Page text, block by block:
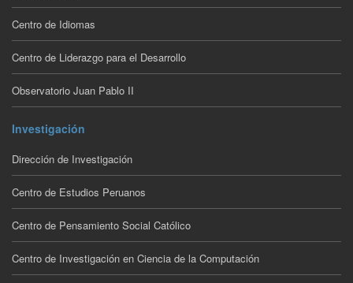
Centro de Idiomas
Centro de Liderazgo para el Desarrollo
Observatorio Juan Pablo II
Investigación
Dirección de Investigación
Centro de Estudios Peruanos
Centro de Pensamiento Social Católico
Centro de Investigación en Ciencia de la Computación